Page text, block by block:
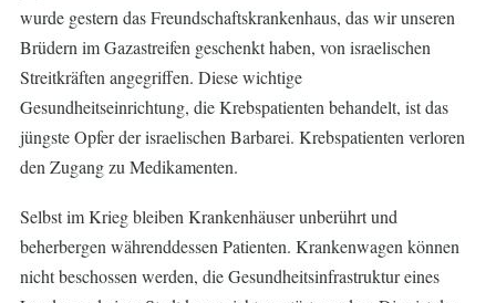
wurde gestern das Freundschaftskrankenhaus, das wir unseren
Brüdern im Gazastreifen geschenkt haben, von israelischen
Streitkräften angegriffen. Diese wichtige
Gesundheitseinrichtung, die Krebspatienten behandelt, ist das
jüngste Opfer der israelischen Barbarei. Krebspatienten verloren
den Zugang zu Medikamenten.
Selbst im Krieg bleiben Krankenhäuser unberührt und
beherbergen währenddessen Patienten. Krankenwagen können
nicht beschossen werden, die Gesundheitsinfrastruktur eines